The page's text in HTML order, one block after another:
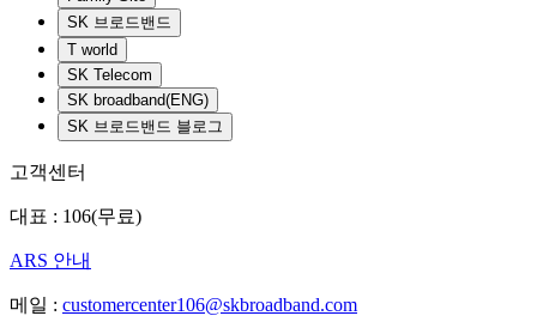
SK 브로드밴드
T world
SK Telecom
SK broadband(ENG)
SK 브로드밴드 블로그
고객센터
대표 : 106(무료)
ARS 안내
메일 : customercenter106@skbroadband.com